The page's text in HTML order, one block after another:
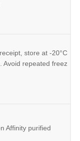
store at -20°C
Avoid repeated freez
Affinity purified